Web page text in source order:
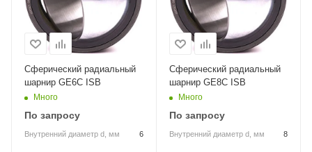
Сферический радиальный
шарнир GE6C ISB
Много
По запросу
Внутренний диаметр d, мм 6
Сферический радиальный
шарнир GE8C ISB
Много
По запросу
Внутренний диаметр d, мм 8